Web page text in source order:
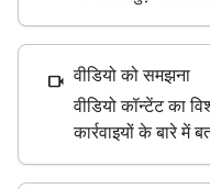
videocam वीडियो को समझना
वीडियो कॉन्टेंट का
कार्रवाइयों के बारे में